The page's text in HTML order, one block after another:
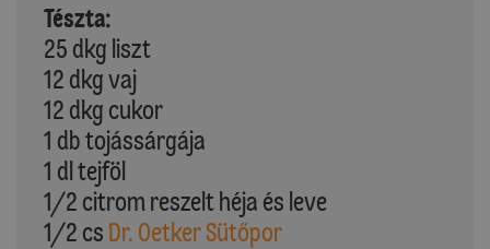
Tészta:
25 dkg liszt
12 dkg vaj
12 dkg cukor
1 db tojássárgája
1 dl tejföl
1/2 citrom reszelt héja és leve
1/2 cs Dr. Oetker Sütőpor